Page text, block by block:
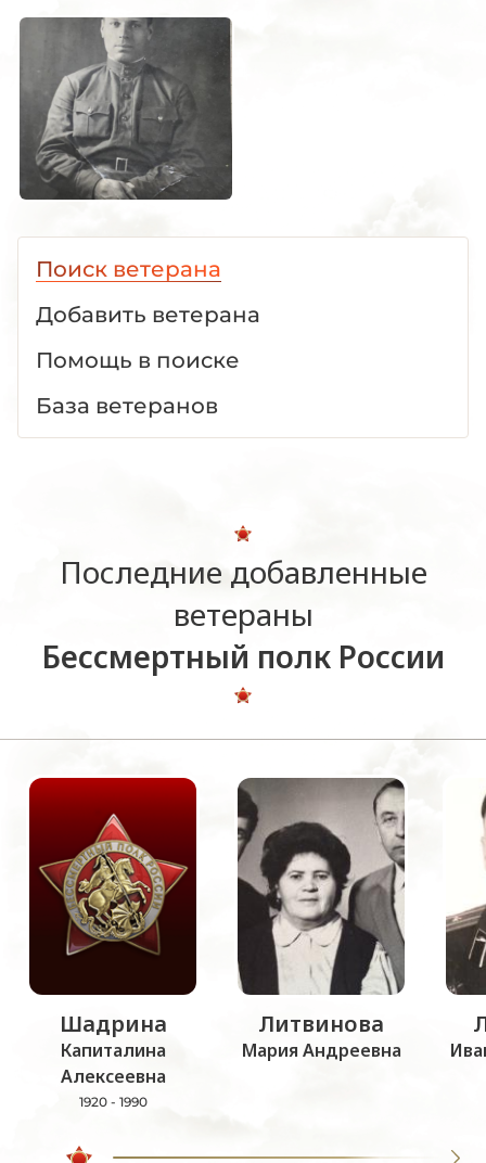
Поиск ветерана
Добавить ветерана
Помощь в поиске
База ветеранов
Последние добавленные
ветераны
Бессмертный полк России
Шадрина
Капиталина
Алексеевна
1920 - 1990
Литвинова
Мария Андреевна